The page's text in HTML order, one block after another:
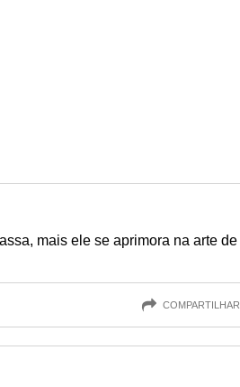
mais ele se aprimora na arte de
COMPARTILHAR